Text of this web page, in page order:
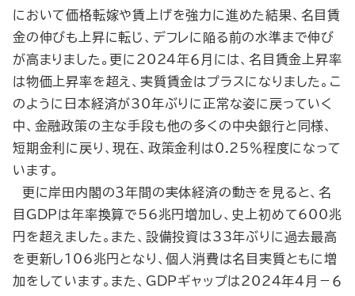
において価格転嫁や賃上げを強力に進めた結果、名目賃
金の伸びも上昇に転じ、デフレに陥る前の水準まで伸び
が高まりました。更に2024年６月には、名目賃金上昇率
は物価上昇率を超え、実質賃金はプラスになりました。こ
のように日本経済が30年ぶりに正常な姿に戻っていく
中、金融政策の主な手段も他の多くの中央銀行と同様、
短期金利に戻り、現在、政策金利は0.25％程度になって
います。
更に岸田内閣の３年間の実体経済の動きを見ると、名
目GDPは年率換算で56兆円増加し、史上初めて600兆
円を超えました。また、設備投資は33年ぶりに過去最高
を更新し106兆円となり、個人消費は名目実質ともに増
加をしています。また、GDPギャップは2024年４月－６